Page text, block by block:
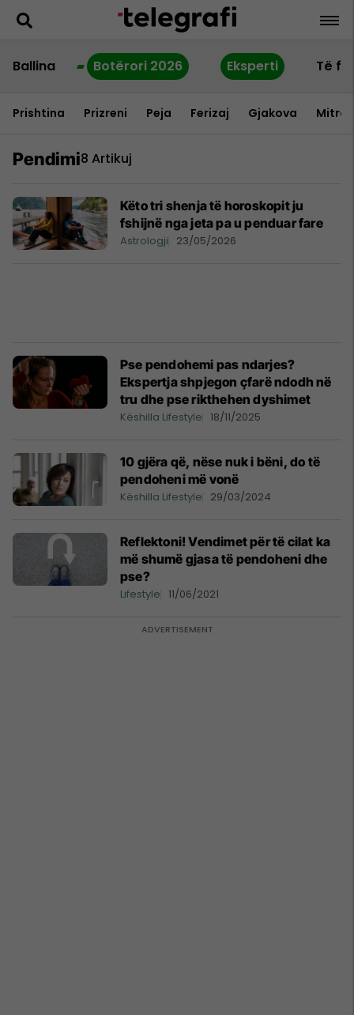
Ballina Botërori 2026 Eksperti Të
Prishtina Prizreni Peja Ferizaj Gjakova
Pendimi8 Artikuj
Këto tri shenja të horoskopit ju
fshijnë nga jeta pa u penduar fare
Astrologji 23/05/2026
Pse pendohemi pas ndarjes?
Ekspertja shpjegon çfarë ndodh në
tru dhe pse rikthehen dyshimet
Këshilla Lifestyle 18/11/2025
10 gjëra që, nëse nuk i bëni, do të
pendoheni më vonë
Këshilla Lifestyle 29/03/2024
Reflektoni! Vendimet për të cilat ka
më shumë gjasa të pendoheni dhe
pse?
Lifestyle 11/06/2021